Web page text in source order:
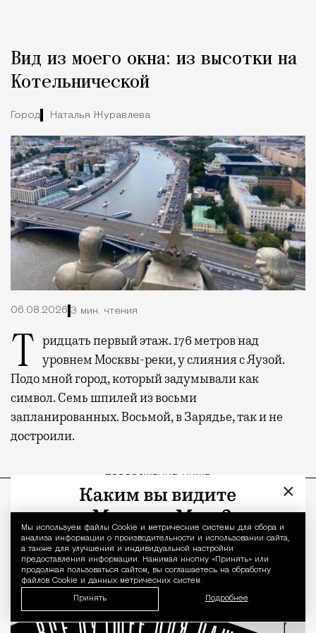
Уведомление
Мы используем файлы Сookie и метрические системы для сбора и
анализа информации о производительности и использовании сайта,
а также для улучшения и индивидуальной настройки
предоставления информации. Нажимая кнопку «Принять» или
продолжая пользоваться сайтом, вы соглашаетесь на обработку
файлов Cookie и данных метрических систем.
Принять Подробнее
Вид из моего окна: из высотки на
Котельнической
Город Наталья Журавлева
06.08.2026 3 мин. чтения
Тридцать первый этаж. 176 метров над уровнем Москвы-реки, у слияния с Яузой.
Подо мной город, который задумывали как
символ. Семь шпилей из восьми
запланированных. Восьмой, в Зарядье, так и не
достроили.
×